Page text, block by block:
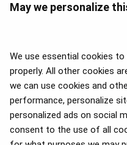
May we personalize
We use essential cookies
properly. All other cookies
we can use cookies and
performance, personalize
personalized ads on social
consent to the use of all
APEX
Airline